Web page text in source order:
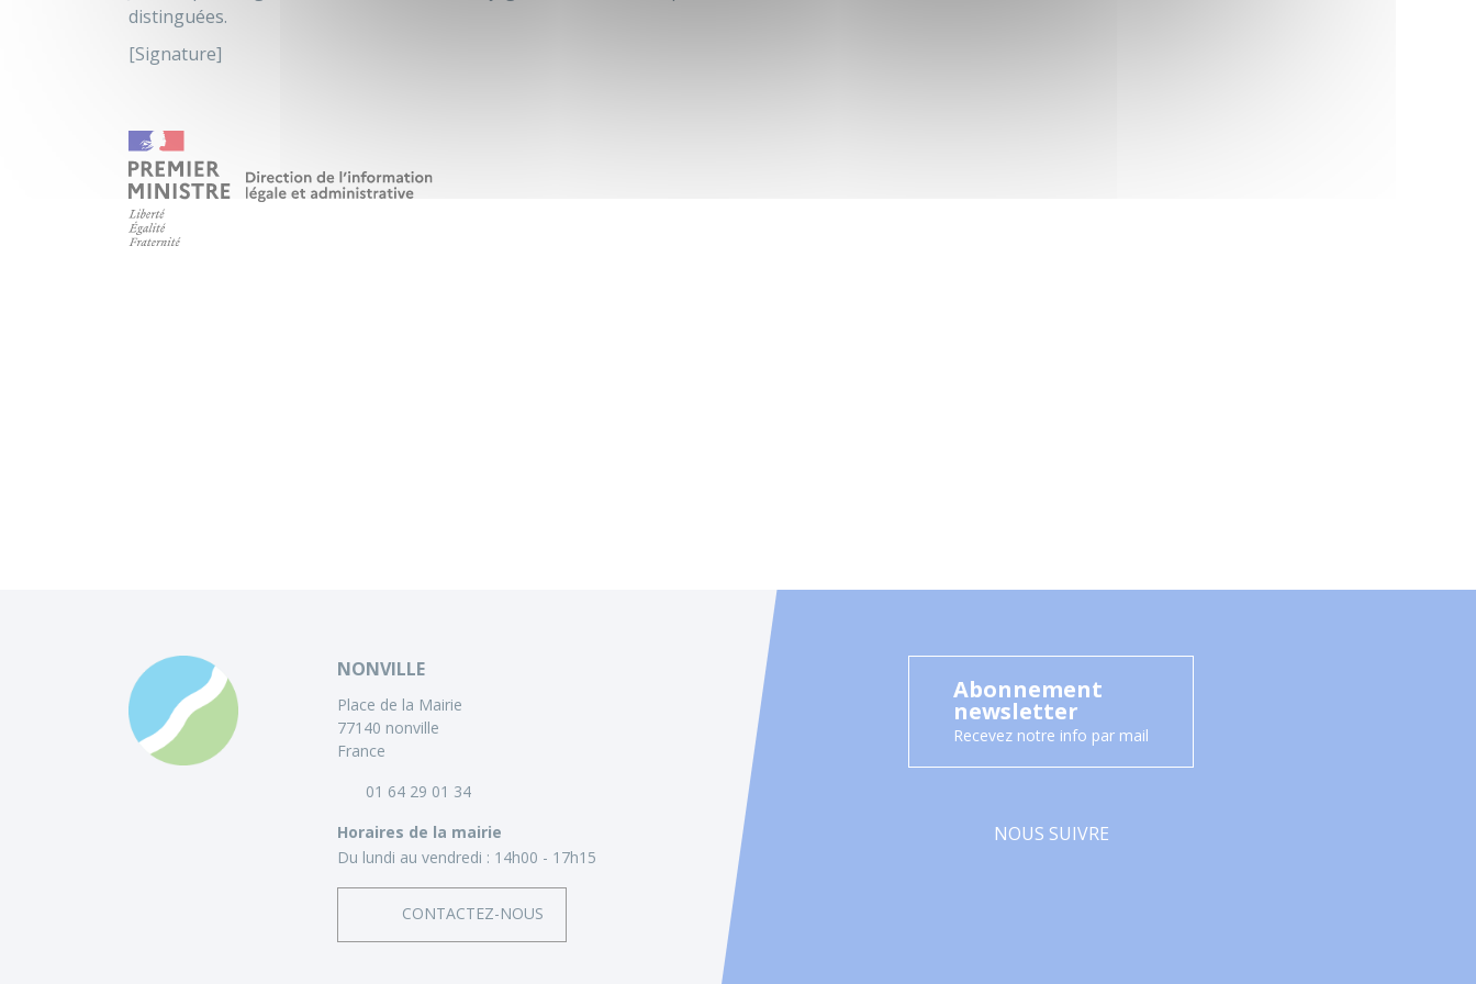
distinguées.
[Signature]
NONVILLE
Place de la Mairie
77140 nonville
France
01 64 29 01 34
Horaires de la mairie
Du lundi au vendredi : 14h00 - 17h15
CONTACTEZ-NOUS
Abonnement
newsletter
Recevez notre info par mail
NOUS SUIVRE